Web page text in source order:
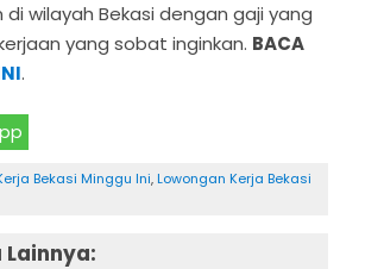
wilayah Bekasi dengan gaji yang
yang sobat inginkan. BACA
.
Bekasi Minggu Ini, Lowongan Kerja Bekasi
Lainnya: